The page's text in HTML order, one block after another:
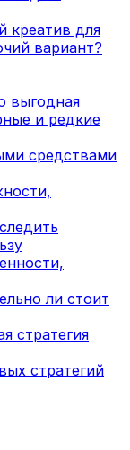
креатив для
вариант?
выгодная
и редкие
средствами
ли стоит
стратегия
стратегий